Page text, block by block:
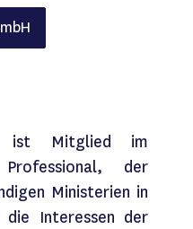
ist Mitglied im
der
Ministerien in
die Interessen der